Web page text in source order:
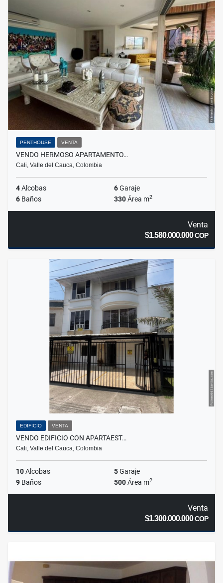
PENTHOUSE VENTA
VENDO HERMOSO APARTAMENTO…
Cali, Valle del Cauca, Colombia
4Alcobas 6Garaje
6 Baños 330Área m2
Venta
$1.580.000.000COP
EDIFICIO VENTA
VENDO EDIFICIO CON APARTAEST…
Cali, Valle del Cauca, Colombia
10Alcobas 5Garaje
9 Baños 500Área m2
Venta
$1.300.000.000COP